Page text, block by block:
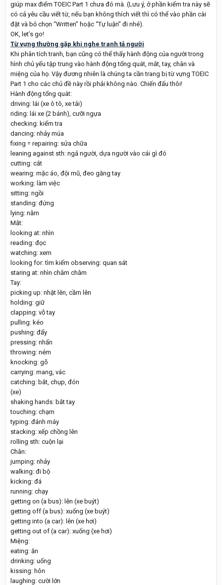
giúp max điểm TOEIC Part 1 chưa đó mà. (Lưu ý, ở phần kiểm tra này sẽ
có cả yêu cầu viết từ, nếu bạn không thích viết thì có thể vào phần cài
đặt và bỏ chọn “Written” hoặc “Tự luận” đi nhé).
OK, let’s go!
Từ vựng thường gặp khi nghe tranh tả người
Khi phân tích tranh, bạn cũng có thể thấy hành động của người trong
hình chủ yếu tập trung vào hành động tổng quát, mắt, tay, chân và
miệng của họ. Vậy đương nhiên là chúng ta cần trang bị từ vựng TOEIC
Part 1 cho các chủ đề này rồi phải không nào. Chiến đấu thôi!
Hành động tổng quát:
driving: lái (xe ô tô, xe tải)
riding: lái xe (2 bánh), cưỡi ngựa
checking: kiểm tra
dancing: nhảy múa
fixing = repairing: sửa chữa
leaning against sth: ngả người, dựa người vào cái gì đó
cutting: cắt
wearing: mặc áo, đội mũ, đeo găng tay
working: làm việc
sitting: ngồi
standing: đứng
lying: nằm
Mắt:
looking at: nhìn
reading: đọc
watching: xem
looking for: tìm kiếm observing: quan sát
staring at: nhìn chằm chằm
Tay:
picking up: nhặt lên, cầm lên
holding: giữ
clapping: vỗ tay
pulling: kéo
pushing: đẩy
pressing: nhấn
throwing: ném
knocking: gõ
carrying: mang, vác
catching: bắt, chụp, đón
(xe)
shaking hands: bắt tay
touching: chạm
typing: đánh máy
stacking: xếp chồng lên
rolling sth: cuộn lại
Chân:
jumping: nhảy
walking: đi bộ
kicking: đá
running: chạy
getting on (a bus): lên (xe buýt)
getting off (a bus): xuống (xe buýt)
getting into (a car): lên (xe hơi)
getting out of (a car): xuống (xe hơi)
Miệng:
eating: ăn
drinking: uống
kissing: hôn
laughing: cười lớn